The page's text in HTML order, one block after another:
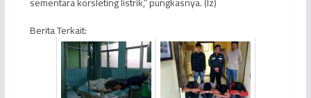
Berita Terkait: